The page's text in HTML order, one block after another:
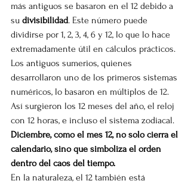
más antiguos se basaron en el 12 debido a
su divisibilidad. Este número puede
dividirse por 1, 2, 3, 4, 6 y 12, lo que lo hace
extremadamente útil en cálculos prácticos.
Los antiguos sumerios, quienes
desarrollaron uno de los primeros sistemas
numéricos, lo basaron en múltiplos de 12.
Así surgieron los 12 meses del año, el reloj
con 12 horas, e incluso el sistema zodiacal.
Diciembre, como el mes 12, no solo cierra el
calendario, sino que simboliza el orden
dentro del caos del tiempo.
En la naturaleza, el 12 también está